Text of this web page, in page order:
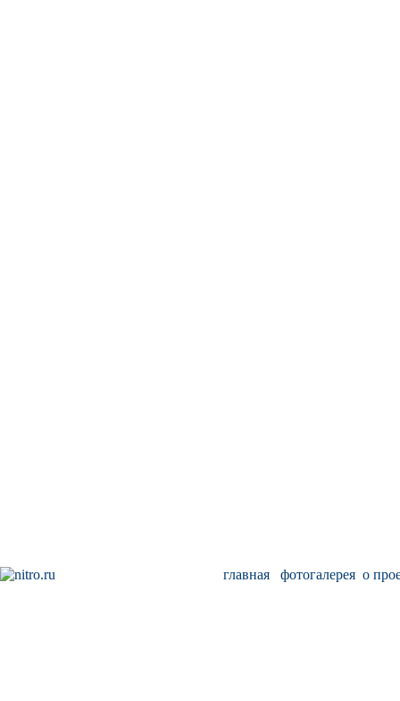
главная фотогалерея о